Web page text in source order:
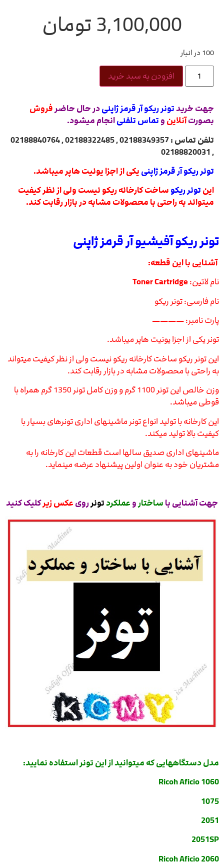
3,100,000 تومان
100 در انبار
افزودن به سبد خرید
جهت خریدتونر ریکو آر قرمز ژاپنیدر حال حاضرفروش
بصورتآنلاین و تماس تلفنیانجام میشود.
تلفن تماس : 02188349357 , 02188322485 , 02188840764
, 02188820031
تونر ریکو آر قرمز ژاپنی یکی از اجزا یونیت هاپر میباشد.
این تونر ریکو ساخت کارخانه ریکو نیست ولی از نظر کیفیت
میتواند به راحتی با محصولات مشابه در بازار رقابت کند.
تونر ریکو آفیشیو آر قرمز ژاپنی
آشنایی با این قطعه:
نام لاتین:
نام فارسی: تونر ریکو
پارت نامبر:————
تونر یکی از اجزا یونیت هاپر میباشد.
این تونر ریکو ساخت کارخانه ریکو نیست ولی از نظر کیفیت میتواند
به راحتی با محصولات مشابه در بازار رقابت کند.
وزن خالص این تونر 1100 گرم و وزن کامل تونر 1350 گرم همراه با
قوطی میباشد.
این کارخانه با تولید انواع تونر ماشینهای اداری تونرهای بسیار با
کیفیت بالا تولید میکند.
ماشینهای اداری صدیق سالها است قطعات این کارخانه را به
مشتریان خود به عنوان اولین پیشنهاد عرضه مینماید.
جهت آشنایی با ساختار و عملکردتونر روی عکس زیرکلیک کنید
مدل دستگاههایی که میتوانید از این تونر استفاده نمایید:
Ricoh Aficio 1060
1075
2051
2051SP
Ricoh Aficio 2060